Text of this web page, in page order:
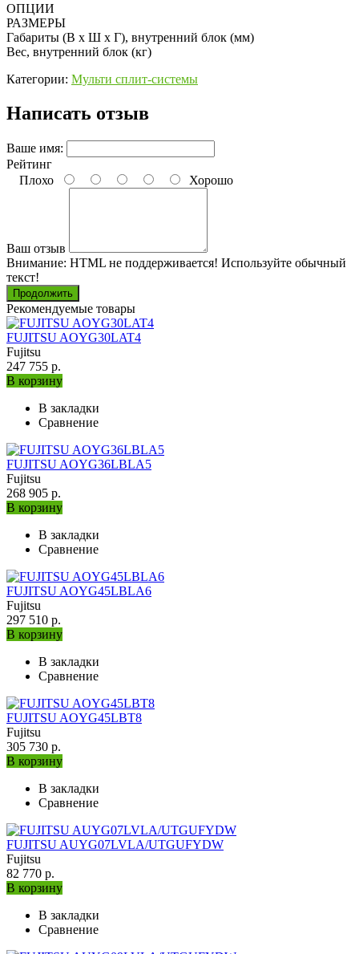
ОПЦИИ
РАЗМЕРЫ
Габариты (В x Ш x Г), внутренний блок (мм)
Вес, внутренний блок (кг)
Категории: Мульти сплит-системы
Написать отзыв
Ваше имя:
Рейтинг
Плохо
Хорошо
Ваш отзыв
Внимание: HTML не поддерживается! Используйте обычный
текст!
Продолжить
Рекомендуемые товары
FUJITSU AOYG30LAT4
Fujitsu
247 755 р.
В корзину
В закладки
Сравнение
FUJITSU AOYG36LBLA5
Fujitsu
268 905 р.
В корзину
В закладки
Сравнение
FUJITSU AOYG45LBLA6
Fujitsu
297 510 р.
В корзину
В закладки
Сравнение
FUJITSU AOYG45LBT8
Fujitsu
305 730 р.
В корзину
В закладки
Сравнение
FUJITSU AUYG07LVLA/UTGUFYDW
Fujitsu
82 770 р.
В корзину
В закладки
Сравнение